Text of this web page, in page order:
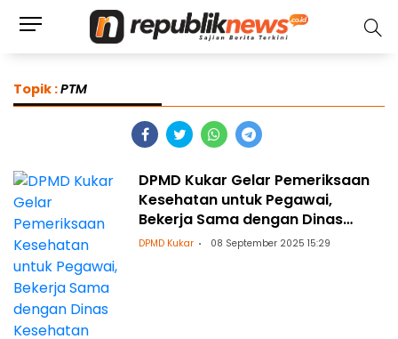
Topik :PTM
DPMD Kukar Gelar Pemeriksaan
Kesehatan untuk Pegawai,
Bekerja Sama dengan Dinas
Kesehatan
DPMD Kukar 08 September 2025 15:29